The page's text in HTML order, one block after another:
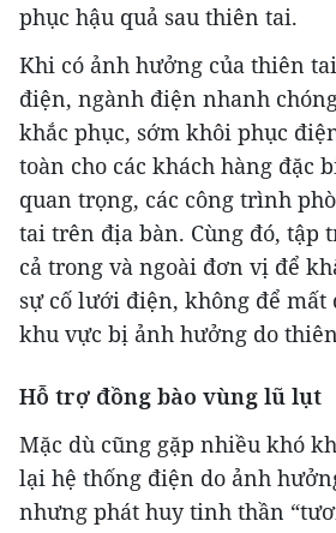
phục hậu quả sau thiên tai.
Khi có ảnh hưởng của thiên
điện, ngành điện nhanh
khắc phục, sớm khôi phục
toàn cho các khách hàng đặc
quan trọng, các công trình
tai trên địa bàn. Cùng đó, tập
cả trong và ngoài đơn vị để
sự cố lưới điện, không để mất
khu vực bị ảnh hưởng do
Hỗ trợ đồng bào vùng lũ lụt
Mặc dù cũng gặp nhiều khó
lại hệ thống điện do ảnh
nhưng phát huy tinh thần